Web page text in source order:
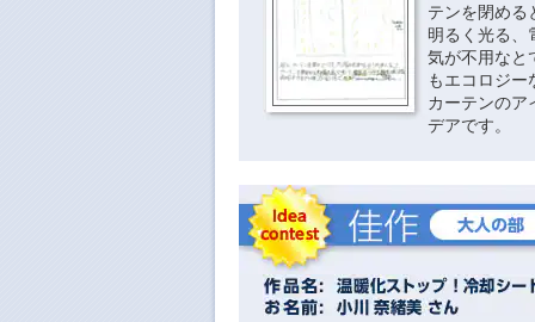
テンを閉める
明るく光る、
気が不用なと
もエコロジー
カーテンのア
デアです。